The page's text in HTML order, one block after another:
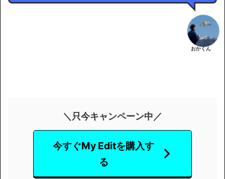
おかくん
＼只今キャンペーン中／
今すぐMy Editを購入す
る